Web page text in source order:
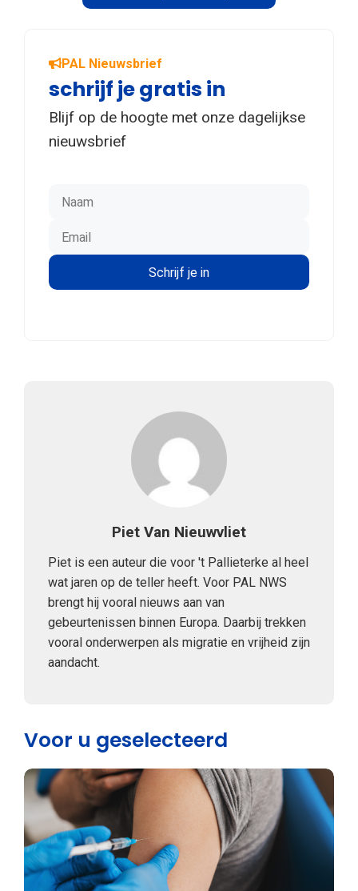
PAL Nieuwsbrief
schrijf je gratis in
Blijf op de hoogte met onze dagelijkse
nieuwsbrief
Piet Van Nieuwvliet
Piet is een auteur die voor 't Pallieterke al heel
wat jaren op de teller heeft. Voor PAL NWS
brengt hij vooral nieuws aan van
gebeurtenissen binnen Europa. Daarbij trekken
vooral onderwerpen als migratie en vrijheid zijn
aandacht.
Voor u geselecteerd